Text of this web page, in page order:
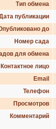
Тип обмена
публикации
до
Номер сада
для обмена
Контактное лицо
Email
Телефон
Просмотров
Комментарий